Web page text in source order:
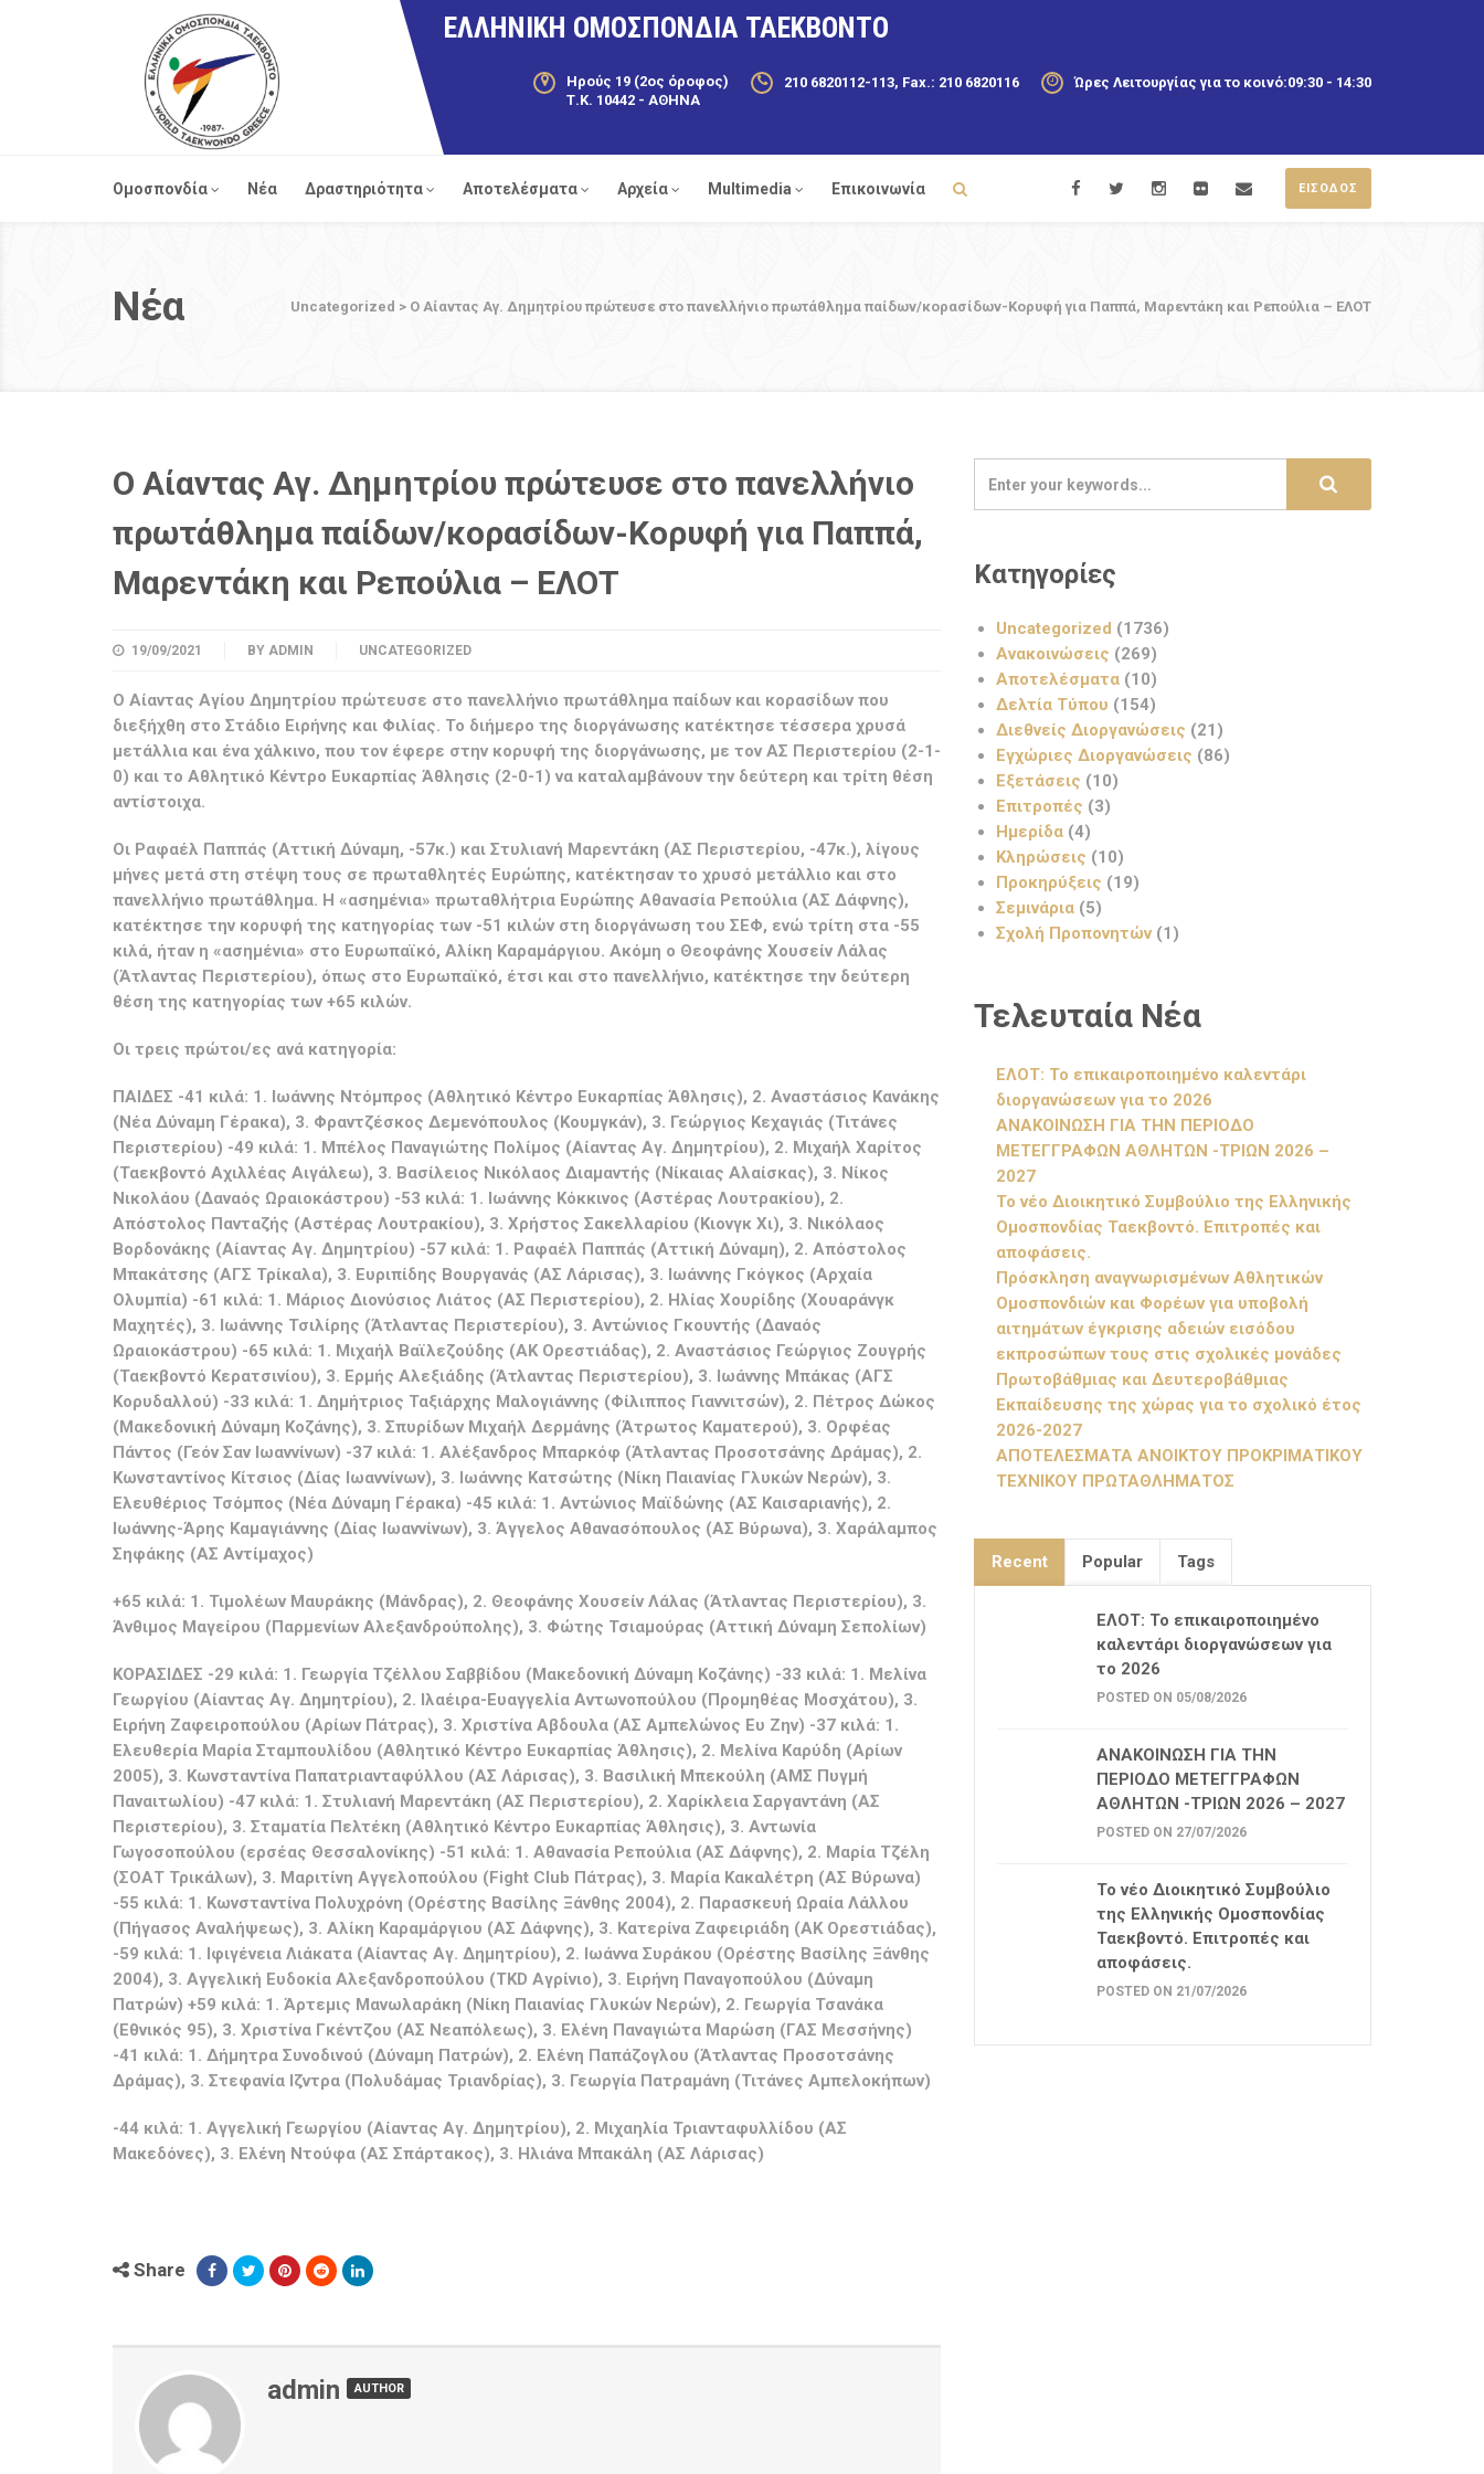
ΕΛΛΗΝΙΚΗ ΟΜΟΣΠΟΝΔΙΑ ΤΑΕΚΒΟΝΤΟ
Ηρούς 19 (2ος όροφος)
Τ.Κ. 10442 - ΑΘΗΝΑ
210 6820112-113, Fax.: 210 6820116 Ώρες Λειτουργίας για το κοινό:09:30 - 14:30
ΕΙΣΟΔΟΣ
Ομοσπονδία Νέα Δραστηριότητα Αποτελέσματα Αρχεία Multimedia Επικοινωνία
Uncategorized > Ο Αίαντας Αγ. Δημητρίου πρώτευσε στο πανελλήνιο πρωτάθλημα παίδων/κορασίδων-Κορυφή για Παππά, Μαρεντάκη και Ρεπούλια – ΕΛΟΤ
Νέα
Ο Αίαντας Αγ. Δημητρίου πρώτευσε στο πανελλήνιο
πρωτάθλημα παίδων/κορασίδων-Κορυφή για Παππά,
Μαρεντάκη και Ρεπούλια – ΕΛΟΤ
19/09/2021 BY ADMIN UNCATEGORIZED
Ο Αίαντας Αγίου Δημητρίου πρώτευσε στο πανελλήνιο πρωτάθλημα παίδων και κορασίδων που
διεξήχθη στο Στάδιο Ειρήνης και Φιλίας. Το διήμερο της διοργάνωσης κατέκτησε τέσσερα χρυσά
μετάλλια και ένα χάλκινο, που τον έφερε στην κορυφή της διοργάνωσης, με τον ΑΣ Περιστερίου (2-1-
0) και το Αθλητικό Κέντρο Ευκαρπίας Άθλησις (2-0-1) να καταλαμβάνουν την δεύτερη και τρίτη θέση
αντίστοιχα.
Οι Ραφαέλ Παππάς (Αττική Δύναμη, -57κ.) και Στυλιανή Μαρεντάκη (ΑΣ Περιστερίου, -47κ.), λίγους
μήνες μετά στη στέψη τους σε πρωταθλητές Ευρώπης, κατέκτησαν το χρυσό μετάλλιο και στο
πανελλήνιο πρωτάθλημα. Η «ασημένια» πρωταθλήτρια Ευρώπης Αθανασία Ρεπούλια (ΑΣ Δάφνης),
κατέκτησε την κορυφή της κατηγορίας των -51 κιλών στη διοργάνωση του ΣΕΦ, ενώ τρίτη στα -55
κιλά, ήταν η «ασημένια» στο Ευρωπαϊκό, Αλίκη Καραμάργιου. Ακόμη ο Θεοφάνης Χουσείν Λάλας
(Άτλαντας Περιστερίου), όπως στο Ευρωπαϊκό, έτσι και στο πανελλήνιο, κατέκτησε την δεύτερη
θέση της κατηγορίας των +65 κιλών.
Οι τρεις πρώτοι/ες ανά κατηγορία:
ΠΑΙΔΕΣ -41 κιλά: 1. Ιωάννης Ντόμπρος (Αθλητικό Κέντρο Ευκαρπίας Άθλησις), 2. Αναστάσιος Κανάκης
(Νέα Δύναμη Γέρακα), 3. Φραντζέσκος Δεμενόπουλος (Κουμγκάν), 3. Γεώργιος Κεχαγιάς (Τιτάνες
Περιστερίου) -49 κιλά: 1. Μπέλος Παναγιώτης Πολίμος (Αίαντας Αγ. Δημητρίου), 2. Μιχαήλ Χαρίτος
(Ταεκβοντό Αχιλλέας Αιγάλεω), 3. Βασίλειος Νικόλαος Διαμαντής (Νίκαιας Αλαίσκας), 3. Νίκος
Νικολάου (Δαναός Ωραιοκάστρου) -53 κιλά: 1. Ιωάννης Κόκκινος (Αστέρας Λουτρακίου), 2.
Απόστολος Πανταζής (Αστέρας Λουτρακίου), 3. Χρήστος Σακελλαρίου (Κιονγκ Χι), 3. Νικόλαος
Βορδονάκης (Αίαντας Αγ. Δημητρίου) -57 κιλά: 1. Ραφαέλ Παππάς (Αττική Δύναμη), 2. Απόστολος
Μπακάτσης (ΑΓΣ Τρίκαλα), 3. Ευριπίδης Βουργανάς (ΑΣ Λάρισας), 3. Ιωάννης Γκόγκος (Αρχαία
Ολυμπία) -61 κιλά: 1. Μάριος Διονύσιος Λιάτος (ΑΣ Περιστερίου), 2. Ηλίας Χουρίδης (Χουαράνγκ
Μαχητές), 3. Ιωάννης Τσιλίρης (Άτλαντας Περιστερίου), 3. Αντώνιος Γκουντής (Δαναός
Ωραιοκάστρου) -65 κιλά: 1. Μιχαήλ Βαϊλεζούδης (ΑΚ Ορεστιάδας), 2. Αναστάσιος Γεώργιος Ζουγρής
(Ταεκβοντό Κερατσινίου), 3. Ερμής Αλεξιάδης (Άτλαντας Περιστερίου), 3. Ιωάννης Μπάκας (ΑΓΣ
Κορυδαλλού) -33 κιλά: 1. Δημήτριος Ταξιάρχης Μαλογιάννης (Φίλιππος Γιαννιτσών), 2. Πέτρος Δώκος
(Μακεδονική Δύναμη Κοζάνης), 3. Σπυρίδων Μιχαήλ Δερμάνης (Άτρωτος Καματερού), 3. Ορφέας
Πάντος (Γεόν Σαν Ιωαννίνων) -37 κιλά: 1. Αλέξανδρος Μπαρκόφ (Άτλαντας Προσοτσάνης Δράμας), 2.
Κωνσταντίνος Κίτσιος (Δίας Ιωαννίνων), 3. Ιωάννης Κατσώτης (Νίκη Παιανίας Γλυκών Νερών), 3.
Ελευθέριος Τσόμπος (Νέα Δύναμη Γέρακα) -45 κιλά: 1. Αντώνιος Μαϊδώνης (ΑΣ Καισαριανής), 2.
Ιωάννης-Άρης Καμαγιάννης (Δίας Ιωαννίνων), 3. Άγγελος Αθανασόπουλος (ΑΣ Βύρωνα), 3. Χαράλαμπος
Σηφάκης (ΑΣ Αντίμαχος)
+65 κιλά: 1. Τιμολέων Μαυράκης (Μάνδρας), 2. Θεοφάνης Χουσείν Λάλας (Άτλαντας Περιστερίου), 3.
Άνθιμος Μαγείρου (Παρμενίων Αλεξανδρούπολης), 3. Φώτης Τσιαμούρας (Αττική Δύναμη Σεπολίων)
ΚΟΡΑΣΙΔΕΣ -29 κιλά: 1. Γεωργία Τζέλλου Σαββίδου (Μακεδονική Δύναμη Κοζάνης) -33 κιλά: 1. Μελίνα
Γεωργίου (Αίαντας Αγ. Δημητρίου), 2. Ιλαέιρα-Ευαγγελία Αντωνοπούλου (Προμηθέας Μοσχάτου), 3.
Ειρήνη Ζαφειροπούλου (Αρίων Πάτρας), 3. Χριστίνα Αβδουλα (ΑΣ Αμπελώνος Ευ Ζην) -37 κιλά: 1.
Ελευθερία Μαρία Σταμπουλίδου (Αθλητικό Κέντρο Ευκαρπίας Άθλησις), 2. Μελίνα Καρύδη (Αρίων
2005), 3. Κωνσταντίνα Παπατριανταφύλλου (ΑΣ Λάρισας), 3. Βασιλική Μπεκούλη (ΑΜΣ Πυγμή
Παναιτωλίου) -47 κιλά: 1. Στυλιανή Μαρεντάκη (ΑΣ Περιστερίου), 2. Χαρίκλεια Σαργαντάνη (ΑΣ
Περιστερίου), 3. Σταματία Πελτέκη (Αθλητικό Κέντρο Ευκαρπίας Άθλησις), 3. Αντωνία
Γωγοσοπούλου (ερσέας Θεσσαλονίκης) -51 κιλά: 1. Αθανασία Ρεπούλια (ΑΣ Δάφνης), 2. Μαρία Τζέλη
(ΣΟΑΤ Τρικάλων), 3. Μαριτίνη Αγγελοπούλου (Fight Club Πάτρας), 3. Μαρία Κακαλέτρη (ΑΣ Βύρωνα)
-55 κιλά: 1. Κωνσταντίνα Πολυχρόνη (Ορέστης Βασίλης Ξάνθης 2004), 2. Παρασκευή Ωραία Λάλλου
(Πήγασος Αναλήψεως), 3. Αλίκη Καραμάργιου (ΑΣ Δάφνης), 3. Κατερίνα Ζαφειριάδη (ΑΚ Ορεστιάδας),
-59 κιλά: 1. Ιφιγένεια Λιάκατα (Αίαντας Αγ. Δημητρίου), 2. Ιωάννα Συράκου (Ορέστης Βασίλης Ξάνθης
2004), 3. Αγγελική Ευδοκία Αλεξανδροπούλου (ΤKD Αγρίνιο), 3. Ειρήνη Παναγοπούλου (Δύναμη
Πατρών) +59 κιλά: 1. Άρτεμις Μανωλαράκη (Νίκη Παιανίας Γλυκών Νερών), 2. Γεωργία Τσανάκα
(Εθνικός 95), 3. Χριστίνα Γκέντζου (ΑΣ Νεαπόλεως), 3. Ελένη Παναγιώτα Μαρώση (ΓΑΣ Μεσσήνης)
-41 κιλά: 1. Δήμητρα Συνοδινού (Δύναμη Πατρών), 2. Ελένη Παπάζογλου (Άτλαντας Προσοτσάνης
Δράμας), 3. Στεφανία Ιζντρα (Πολυδάμας Τριανδρίας), 3. Γεωργία Πατραμάνη (Τιτάνες Αμπελοκήπων)
-44 κιλά: 1. Αγγελική Γεωργίου (Αίαντας Αγ. Δημητρίου), 2. Μιχαηλία Τριανταφυλλίδου (ΑΣ
Μακεδόνες), 3. Ελένη Ντούφα (ΑΣ Σπάρτακος), 3. Ηλιάνα Μπακάλη (ΑΣ Λάρισας)
Share
admin AUTHOR
Κατηγορίες
Uncategorized (1736)
Ανακοινώσεις (269)
Αποτελέσματα (10)
Δελτία Τύπου (154)
Διεθνείς Διοργανώσεις (21)
Εγχώριες Διοργανώσεις (86)
Εξετάσεις (10)
Επιτροπές (3)
Ημερίδα (4)
Κληρώσεις (10)
Προκηρύξεις (19)
Σεμινάρια (5)
Σχολή Προπονητών (1)
Τελευταία Νέα
ΕΛΟΤ: Το επικαιροποιημένο καλεντάρι
διοργανώσεων για το 2026
ΑΝΑΚΟΙΝΩΣΗ ΓΙΑ ΤΗΝ ΠΕΡΙΟΔΟ
ΜΕΤΕΓΓΡΑΦΩΝ ΑΘΛΗΤΩΝ -ΤΡΙΩΝ 2026 –
2027
Το νέο Διοικητικό Συμβούλιο της Ελληνικής
Ομοσπονδίας Ταεκβοντό. Επιτροπές και
αποφάσεις.
Πρόσκληση αναγνωρισμένων Αθλητικών
Ομοσπονδιών και Φορέων για υποβολή
αιτημάτων έγκρισης αδειών εισόδου
εκπροσώπων τους στις σχολικές μονάδες
Πρωτοβάθμιας και Δευτεροβάθμιας
Εκπαίδευσης της χώρας για το σχολικό έτος
2026-2027
ΑΠΟΤΕΛΕΣΜΑΤΑ ΑΝΟΙΚΤΟΥ ΠΡΟΚΡΙΜΑΤΙΚΟΥ
ΤΕΧΝΙΚΟΥ ΠΡΩΤΑΘΛΗΜΑΤΟΣ
Recent Popular Tags
ΕΛΟΤ: Το επικαιροποιημένο
καλεντάρι διοργανώσεων για
το 2026
POSTED ON 05/08/2026
ΑΝΑΚΟΙΝΩΣΗ ΓΙΑ ΤΗΝ
ΠΕΡΙΟΔΟ ΜΕΤΕΓΓΡΑΦΩΝ
ΑΘΛΗΤΩΝ -ΤΡΙΩΝ 2026 – 2027
POSTED ON 27/07/2026
Το νέο Διοικητικό Συμβούλιο
της Ελληνικής Ομοσπονδίας
Ταεκβοντό. Επιτροπές και
αποφάσεις.
POSTED ON 21/07/2026